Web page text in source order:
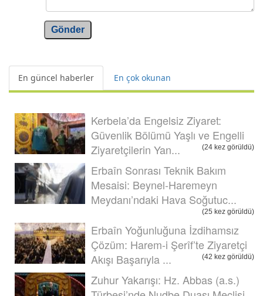
Gönder
En güncel haberler En çok okunan
Kerbela’da Engelsiz Ziyaret:
Güvenlik Bölümü Yaşlı ve Engelli
Ziyaretçilerin Yan...
(24 kez görüldü)
Erbaîn Sonrası Teknik Bakım
Mesaisi: Beynel-Haremeyn
Meydanı’ndaki Hava Soğutuc...
(25 kez görüldü)
Erbaîn Yoğunluğuna İzdihamsız
Çözüm: Harem-i Şerîf’te Ziyaretçi
Akışı Başarıyla ...
(42 kez görüldü)
Zuhur Yakarışı: Hz. Abbas (a.s.)